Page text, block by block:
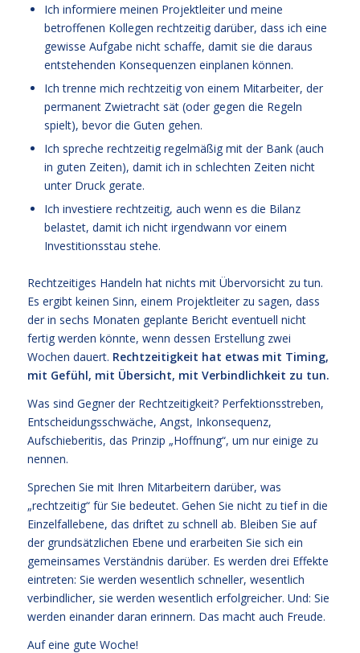
Ich informiere meinen Projektleiter und meine
betroffenen Kollegen rechtzeitig darüber, dass ich eine
gewisse Aufgabe nicht schaffe, damit sie die daraus
entstehenden Konsequenzen einplanen können.
Ich trenne mich rechtzeitig von einem Mitarbeiter, der
permanent Zwietracht sät (oder gegen die Regeln
spielt), bevor die Guten gehen.
Ich spreche rechtzeitig regelmäßig mit der Bank (auch
in guten Zeiten), damit ich in schlechten Zeiten nicht
unter Druck gerate.
Ich investiere rechtzeitig, auch wenn es die Bilanz
belastet, damit ich nicht irgendwann vor einem
Investitionsstau stehe.
Rechtzeitiges Handeln hat nichts mit Übervorsicht zu tun.
Es ergibt keinen Sinn, einem Projektleiter zu sagen, dass
der in sechs Monaten geplante Bericht eventuell nicht
fertig werden könnte, wenn dessen Erstellung zwei
Wochen dauert. Rechtzeitigkeit hat etwas mit Timing,
mit Gefühl, mit Übersicht, mit Verbindlichkeit zu tun.
Was sind Gegner der Rechtzeitigkeit? Perfektionsstreben,
Entscheidungsschwäche, Angst, Inkonsequenz,
Aufschieberitis, das Prinzip „Hoffnung“, um nur einige zu
nennen.
Sprechen Sie mit Ihren Mitarbeitern darüber, was
„rechtzeitig“ für Sie bedeutet. Gehen Sie nicht zu tief in die
Einzelfallebene, das driftet zu schnell ab. Bleiben Sie auf
der grundsätzlichen Ebene und erarbeiten Sie sich ein
gemeinsames Verständnis darüber. Es werden drei Effekte
eintreten: Sie werden wesentlich schneller, wesentlich
verbindlicher, sie werden wesentlich erfolgreicher. Und: Sie
werden einander daran erinnern. Das macht auch Freude.
Auf eine gute Woche!